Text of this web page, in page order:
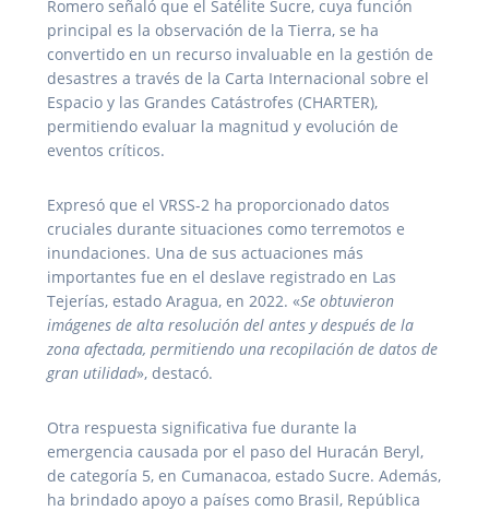
Romero señaló que el Satélite Sucre, cuya función
principal es la observación de la Tierra, se ha
convertido en un recurso invaluable en la gestión de
desastres a través de la Carta Internacional sobre el
Espacio y las Grandes Catástrofes (CHARTER),
permitiendo evaluar la magnitud y evolución de
eventos críticos.
Expresó que el VRSS-2 ha proporcionado datos
cruciales durante situaciones como terremotos e
inundaciones. Una de sus actuaciones más
importantes fue en el deslave registrado en Las
Tejerías, estado Aragua, en 2022. «Se obtuvieron
imágenes de alta resolución del antes y después de la
zona afectada, permitiendo una recopilación de datos de
gran utilidad», destacó.
Otra respuesta significativa fue durante la
emergencia causada por el paso del Huracán Beryl,
de categoría 5, en Cumanacoa, estado Sucre. Además,
ha brindado apoyo a países como Brasil, República